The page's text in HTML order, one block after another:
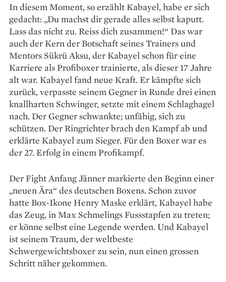
In diesem Moment, so erzählt Kabayel, habe er sich
gedacht: „Du machst dir gerade alles selbst kaputt.
Lass das nicht zu. Reiss dich zusammen!“ Das war
auch der Kern der Botschaft seines Trainers und
Mentors Sükrü Aksu, der Kabayel schon für eine
Karriere als Profiboxer trainierte, als dieser 17 Jahre
alt war. Kabayel fand neue Kraft. Er kämpfte sich
zurück, verpasste seinem Geg­ner in Runde drei einen
knallharten Schwinger, setzte mit einem Schlaghagel
nach. Der Gegner schwankte; un­fähig, sich zu
schützen. Der Ringrichter brach den Kampf ab und
erklärte Kabayel zum Sieger. Für den Boxer war es
der 27. Erfolg in einem Profikampf.
Der Fight Anfang Jänner markierte den Beginn einer
„neuen Ära“ des deutschen Boxens. Schon zuvor
hatte Box-Ikone Henry Maske erklärt, Kabayel habe
das Zeug, in Max Schmelings Fussstapfen zu treten;
er könne selbst eine Legende werden. Und Kabayel
ist seinem Traum, der weltbeste
Schwergewichtsboxer zu sein, nun einen grossen
Schritt näher gekommen.